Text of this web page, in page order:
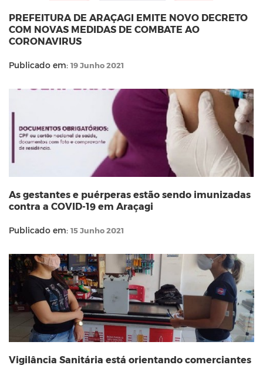
PREFEITURA DE ARAÇAGI EMITE NOVO DECRETO
COM NOVAS MEDIDAS DE COMBATE AO
CORONAVIRUS
Publicado em: 19 Junho 2021
As gestantes e puérperas estão sendo imunizadas
contra a COVID-19 em Araçagi
Publicado em: 15 Junho 2021
Vigilância Sanitária está orientando comerciantes